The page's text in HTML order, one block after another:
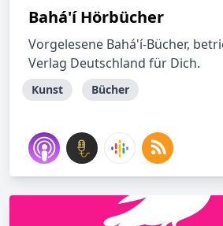
Bahá'í Hörbücher
Vorgelesene Bahá'í-Bücher,
Verlag Deutschland für Dich.
Kunst Bücher